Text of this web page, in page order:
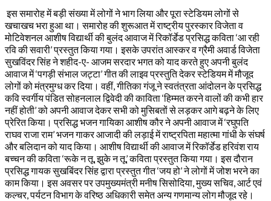
इस समारोह में बड़ी संख्या में लोगों ने भाग लिया और पूरा स्टेडियम लोगों से
खचाखच भरा हुआ था। समारोह की शुरूआत में राष्ट्रीय पुरस्कार विजेता व
मोटिवेशनल आशीष विद्यार्थी की बुलंद आवाज में रिकॉर्डेड प्रसिद्ध कविता ‘आ रही
रवि की सवारी’ प्रस्तुत किया गया। इसके उपरांत आस्कर व ग्रैमी अवार्ड विजेता
सुखविंदर सिंह ने शहीद-ए- आजम सरदार भगत को याद करते हुए अपनी बुलंद
आवाज में ‘पगड़ी संभाल जट्टा’ गीत की लाइव प्रस्तुति देकर स्टेडियम में मौजूद
लोगों को मंत्रमुग्ध कर दिया। वहीं, गीतिका गंजू ने स्वतंत्रता आंदोलन के प्रसिद्ध
कवि स्वर्गीय पंडित सोहनलाल द्विवेदी की काविता ‘हिम्मत करने वालों की कभी हार
नहीं होती’ को अपनी आवाज देकर सभी को मुसिबतों से लड़कर आगे बढ़ने के लिए
प्रेरित किया। प्रसिद्ध भजन गायिका आशीष कौर ने अपनी आवाज में ‘रघुपति
राघव राजा राम’ भजन गाकर आजादी की लड़ाई में राष्ट्रपिता महात्मा गांधी के संघर्ष
और बलिदान को याद किया। आशीष विद्यार्थी की आवाज में रिकॉर्डेड हरिवंश राय
बच्चन की कविता ‘रूके न तू, झुके न तू,’ कविता प्रस्तुत किया गया। इस दौरान
प्रसिद्ध गायक सुखबिंदर सिंह द्वारा प्रस्तुत गीत ‘जय हो’ ने लोगों में जोश भरने का
काम किया। इस अवसर पर उपमुख्यमंत्री मनीष सिसोदिया, मुख्य सचिव, आर्ट एवं
कल्चर, पर्यटन विभाग के वरिष्ठ अधिकारी समेत अन्य गणमान्य लोग मौजूद रहे।